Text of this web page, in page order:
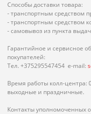
Способы доставки товара:
- транспортным средством
- транспортным средством
- самовывоз из пункта
Гарантийное и сервисное
покупателей:
Тел. +375295547454 e-mail:
Время работы колл-центра:
выходные и праздничные.
Контакты уполномоченных